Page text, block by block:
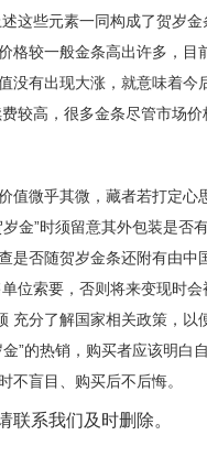
些元素一同构成了贺岁金
较一般金条高出许多，目
没有出现大涨，就意味着
较高，很多金条尽管市场
微乎其微，藏者若打定心
”时须留意其外包装是否
是否随贺岁金条还附有由中
位索要，否则将来变现时
分了解国家相关政策，以
的热销，购买者应该明白
不盲目、购买后不后悔。
联系我们及时删除。